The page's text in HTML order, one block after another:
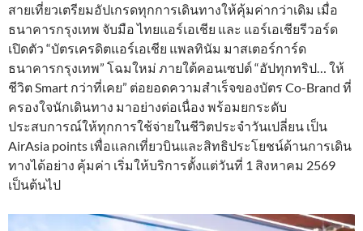
สายเที่ยวเตรียมอัปเกรดทุกการเดินทางให้คุ้มค่ากว่าเดิม เมื่อ
ธนาคารกรุงเทพ จับมือ ไทยแอร์เอเชีย และ แอร์เอเชียรีวอร์ด
เปิดตัว “บัตรเครดิตแอร์เอเชีย แพลทินัม มาสเตอร์การ์ด
ธนาคารกรุงเทพ” โฉมใหม่ ภายใต้คอนเซปต์ “อัปทุกทริป… ให้
ชีวิต Smart กว่าที่เคย” ต่อยอดความสำเร็จของบัตร Co-Brand ที่
ครองใจนักเดินทาง มาอย่างต่อเนื่อง พร้อมยกระดับ
ประสบการณ์ให้ทุกการใช้จ่ายในชีวิตประจำวันเปลี่ยน เป็น
AirAsia points เพื่อแลกเที่ยวบินและสิทธิประโยชน์ด้านการเดิน
ทางได้อย่าง คุ้มค่า เริ่มให้บริการตั้งแต่วันที่ 1 สิงหาคม 2569
เป็นต้นไป